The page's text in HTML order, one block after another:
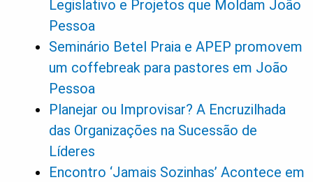
Legislativo e Projetos que Moldam João
Pessoa
Seminário Betel Praia e APEP promovem
um coffebreak para pastores em João
Pessoa
Planejar ou Improvisar? A Encruzilhada
das Organizações na Sucessão de
Líderes
Encontro ‘Jamais Sozinhas’ Acontece em